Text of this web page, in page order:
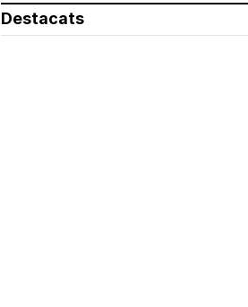
Destacats